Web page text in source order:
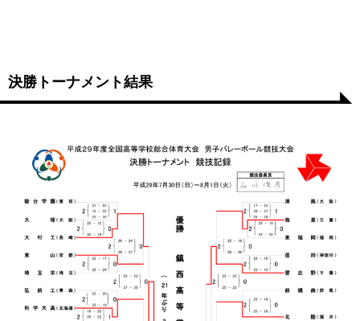
決勝トーナメント結果